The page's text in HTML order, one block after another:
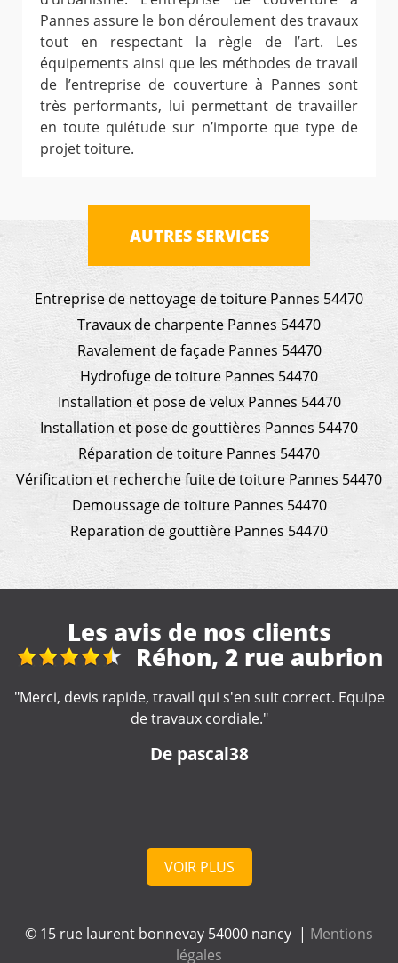
Pannes assure le bon déroulement des travaux
tout en respectant la règle de l’art. Les
équipements ainsi que les méthodes de travail
de l’entreprise de couverture à Pannes sont
très performants, lui permettant de travailler
en toute quiétude sur n’importe que type de
projet toiture.
AUTRES SERVICES
Entreprise de nettoyage de toiture Pannes 54470
Travaux de charpente Pannes 54470
Ravalement de façade Pannes 54470
Hydrofuge de toiture Pannes 54470
Installation et pose de velux Pannes 54470
Installation et pose de gouttières Pannes 54470
Réparation de toiture Pannes 54470
Vérification et recherche fuite de toiture Pannes 54470
Demoussage de toiture Pannes 54470
Reparation de gouttière Pannes 54470
Les avis de nos clients
Equipe
Nettoyage
"Artisan très professionnel et d'une
remarquable. Je recommande."
De Catherine
VOIR PLUS
© 15 rue laurent bonnevay 54000 nancy | Mentions
légales